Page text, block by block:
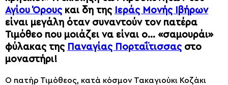
Αγίου Όρους και δη της
Ιεράς Μονής Ιβήρων
είναι μεγάλη όταν συναντούν τον πατέρα
Τιμόθεο που μοιάζει να είναι ο… «σαμουράι»
φύλακας της Παναγίας Πορταΐτισσας στο
μοναστήρι!
Ο πατήρ Τιμόθεος, κατά κόσμον Τακαγιούκι Κοζάκι